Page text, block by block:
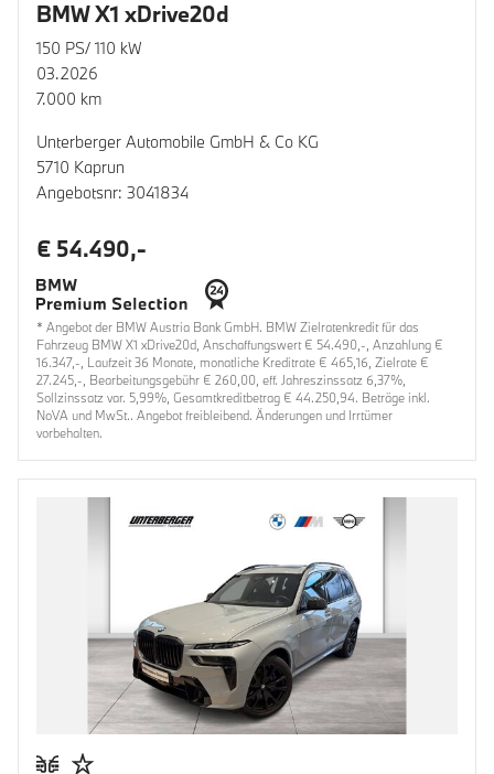
BMW X1 xDrive20d
150 PS/ 110 kW
03.2026
7.000 km
Unterberger Automobile GmbH & Co KG
5710 Kaprun
Angebotsnr: 3041834
€ 54.490,-
* Angebot der BMW Austria Bank GmbH. BMW Zielratenkredit für das
Fahrzeug BMW X1 xDrive20d, Anschaffungswert € 54.490,-, Anzahlung €
16.347,-, Laufzeit 36 Monate, monatliche Kreditrate € 465,16, Zielrate €
27.245,-, Bearbeitungsgebühr € 260,00, eff. Jahreszinssatz 6,37%,
Sollzinssatz var. 5,99%, Gesamtkreditbetrag € 44.250,94. Beträge inkl.
NoVA und MwSt.. Angebot freibleibend. Änderungen und Irrtümer
vorbehalten.